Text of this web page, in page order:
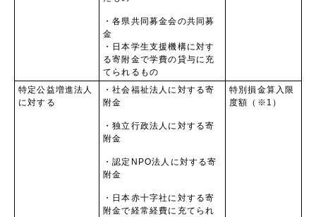
・各県共同募金会の共同募
金
・日本学生支援機構に対す
る寄附金で学費の貸与に充
てられるもの
特定公益増進法人
に対する
・社会福祉法人に対する寄
附金
・独立行政法人に対する寄
附金
・認定NPO法人に対する寄
附金
・日本赤十字社に対する寄
附金で経常経費に充てられ
特別損金算入限
度額（※1）